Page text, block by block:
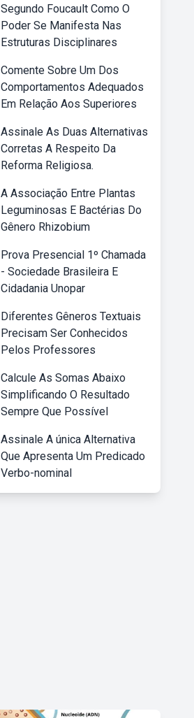
Segundo Foucault Como O
Poder Se Manifesta Nas
Estruturas Disciplinares
Comente Sobre Um Dos
Comportamentos Adequados
Em Relação Aos Superiores
Assinale As Duas Alternativas
Corretas A Respeito Da
Reforma Religiosa.
A Associação Entre Plantas
Leguminosas E Bactérias Do
Gênero Rhizobium
Prova Presencial 1º Chamada
- Sociedade Brasileira E
Cidadania Unopar
Diferentes Gêneros Textuais
Precisam Ser Conhecidos
Pelos Professores
Calcule As Somas Abaixo
Simplificando O Resultado
Sempre Que Possível
Assinale A única Alternativa
Que Apresenta Um Predicado
Verbo-nominal